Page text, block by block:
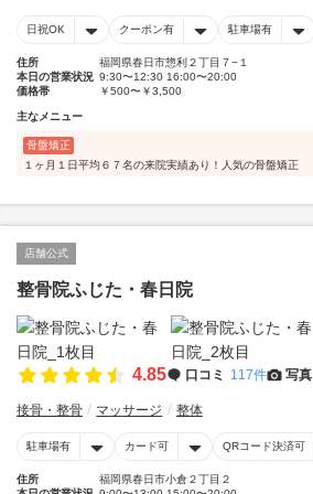
日祝OK クーポン有 駐車場有
住所
福岡県春日市惣利２丁目７−１
本日の営業状況 9:30〜12:30 16:00〜20:00
価格帯
￥500〜￥3,500
主なメニュー
骨盤矯正
１ヶ月１日平均６７名の来院実績あり！人気の骨盤矯正
店舗公式
整骨院ふじた・春日院
4.85 口コミ 117件 写真
接骨・整骨 マッサージ 整体
駐車場有 カード可 QRコード決済可
住所
福岡県春日市小倉２丁目２